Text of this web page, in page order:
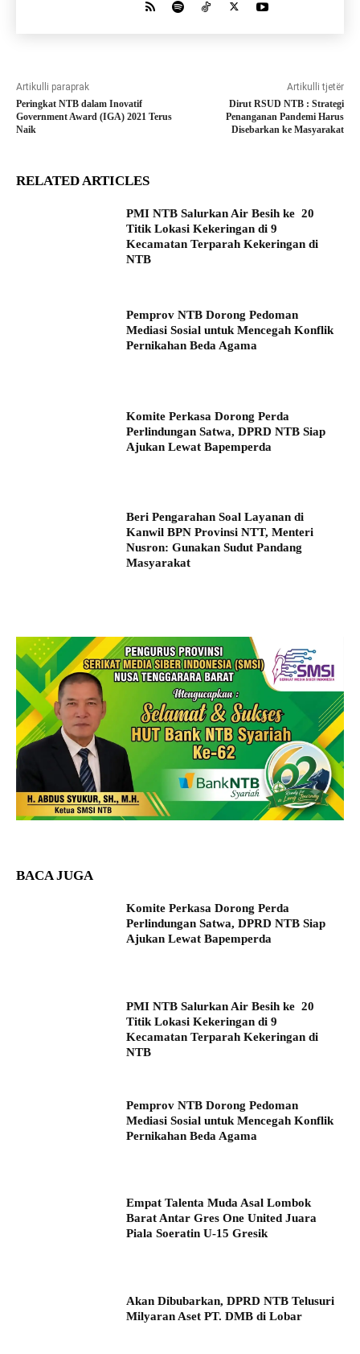
Artikulli paraprak
Peringkat NTB dalam Inovatif
Government Award (IGA) 2021 Terus
Naik
Artikulli tjetër
Dirut RSUD NTB : Strategi
Penanganan Pandemi Harus
Disebarkan ke Masyarakat
RELATED ARTICLES
PMI NTB Salurkan Air Besih ke 20
Titik Lokasi Kekeringan di 9
Kecamatan Terparah Kekeringan di
NTB
Pemprov NTB Dorong Pedoman
Mediasi Sosial untuk Mencegah Konflik
Pernikahan Beda Agama
Komite Perkasa Dorong Perda
Perlindungan Satwa, DPRD NTB Siap
Ajukan Lewat Bapemperda
Beri Pengarahan Soal Layanan di
Kanwil BPN Provinsi NTT, Menteri
Nusron: Gunakan Sudut Pandang
Masyarakat
BACA JUGA
Komite Perkasa Dorong Perda
Perlindungan Satwa, DPRD NTB Siap
Ajukan Lewat Bapemperda
PMI NTB Salurkan Air Besih ke 20
Titik Lokasi Kekeringan di 9
Kecamatan Terparah Kekeringan di
NTB
Pemprov NTB Dorong Pedoman
Mediasi Sosial untuk Mencegah Konflik
Pernikahan Beda Agama
Empat Talenta Muda Asal Lombok
Barat Antar Gres One United Juara
Piala Soeratin U-15 Gresik
Akan Dibubarkan, DPRD NTB Telusuri
Milyaran Aset PT. DMB di Lobar